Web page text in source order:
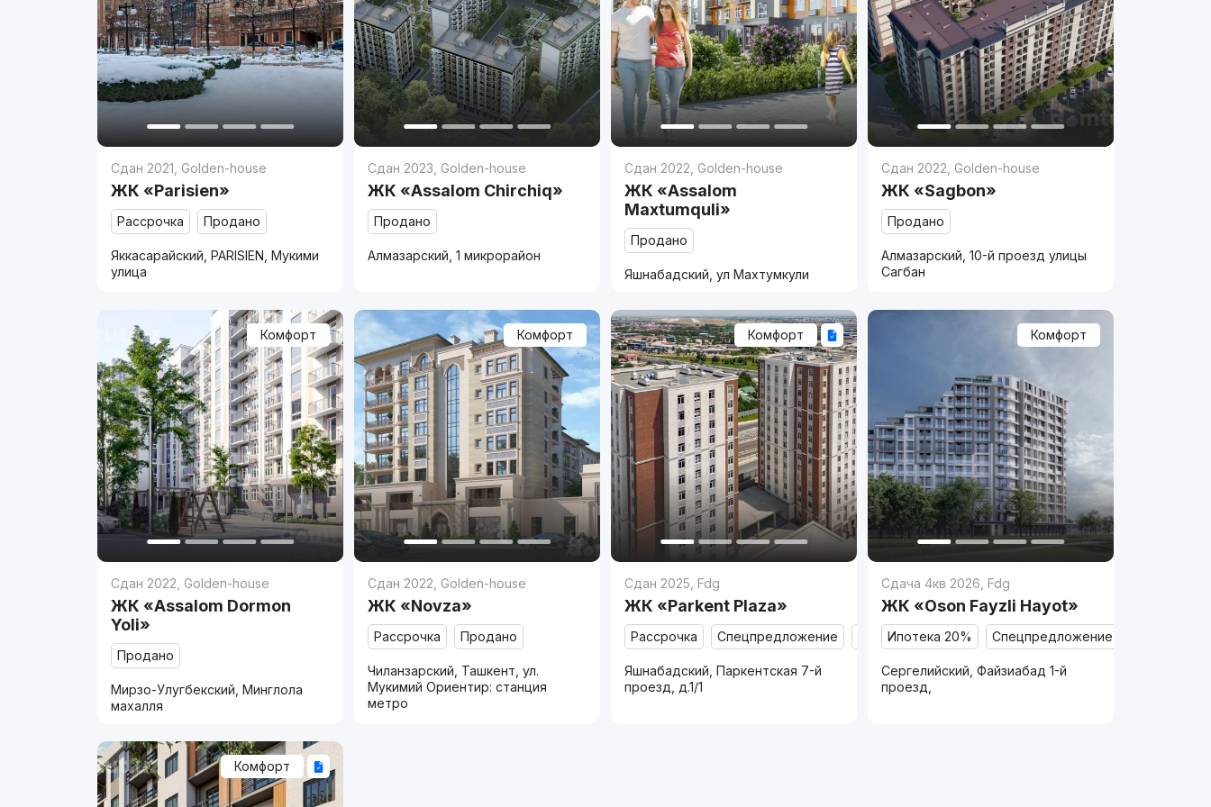
Сдан 2021 Golden-house
ЖК «Parisien»
Рассрочка Продано
Яккасарайский, PARISIEN, Мукими
улица
Сдан 2023 Golden-house
ЖК «Assalom Chirchiq»
Продано
Алмазарский, 1 микрорайон
Сдан 2022 Golden-house
ЖК «Assalom
Maxtumquli»
Продано
Яшнабадский, ул Махтумкули
Сдан 2022 Golden-house
ЖК «Sagbon»
Продано
Алмазарский, 10-й проезд улицы
Сагбан
Комфорт
Сдан 2022 Golden-house
ЖК «Assalom Dormon
Yoli»
Продано
Мирзо-Улугбекский, Минглола
махалля
Комфорт
Сдан 2022 Golden-house
ЖК «Novza»
Рассрочка Продано
Чиланзарский, Ташкент, ул.
Мукимий Ориентир: станция
метро
Комфорт
Сдан 2025 Fdg
ЖК «Parkent Plaza»
Рассрочка Спецпредложение Продано
Яшнабадский, Паркентская 7-й
проезд, д.1/1
Комфорт
Сдача 4кв 2026 Fdg
ЖК «Oson Fayzli Hayot»
Ипотека 20% Спецпредложение
Сергелийский, Файзиабад 1-й
проезд,
Комфорт